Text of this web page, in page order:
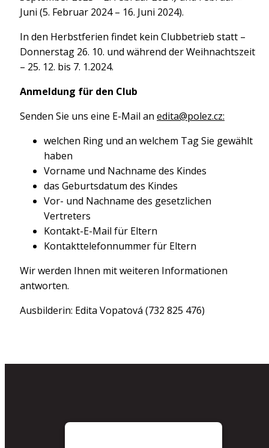
Juni (5. Februar 2024 – 16. Juni 2024).
In den Herbstferien findet kein Clubbetrieb statt –
Donnerstag 26. 10. und während der Weihnachtszeit
– 25. 12. bis 7. 1.2024.
Anmeldung für den Club
Senden Sie uns eine E-Mail an edita@polez.cz:
welchen Ring und an welchem Tag Sie gewählt
haben
Vorname und Nachname des Kindes
das Geburtsdatum des Kindes
Vor- und Nachname des gesetzlichen
Vertreters
Kontakt-E-Mail für Eltern
Kontakttelefonnummer für Eltern
Wir werden Ihnen mit weiteren Informationen
antworten.
Ausbilderin: Edita Vopatová (732 825 476)